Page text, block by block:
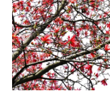
de
base
pour
démarrer